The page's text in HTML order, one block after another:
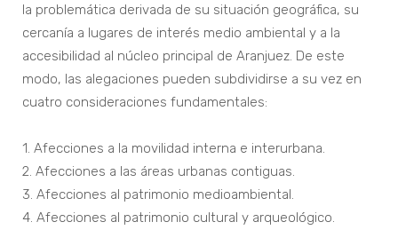
la problemática derivada de su situación geográfica, su
cercanía a lugares de interés medio ambiental y a la
accesibilidad al núcleo principal de Aranjuez. De este
modo, las alegaciones pueden subdividirse a su vez en
cuatro consideraciones fundamentales:
1. Afecciones a la movilidad interna e interurbana.
2. Afecciones a las áreas urbanas contiguas.
3. Afecciones al patrimonio medioambiental.
4. Afecciones al patrimonio cultural y arqueológico.